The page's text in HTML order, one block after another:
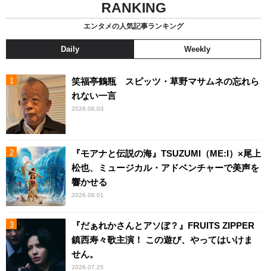
RANKING
エンタメの人気記事ランキング
Daily Weekly
笑福亭鶴瓶 スピッツ・草野マサムネの忘れら
れない一言
2026.08.03
『モアナと伝説の海』TSUZUMI（ME:I）×尾上
松也、ミュージカル・アドベンチャーで美声を
響かせる
2026.08.01
『だぁれかさんとアソぼ？』FRUITS ZIPPER
鎮西寿々歌主演！ この遊び、やってはいけま
せん。
2026.07.25